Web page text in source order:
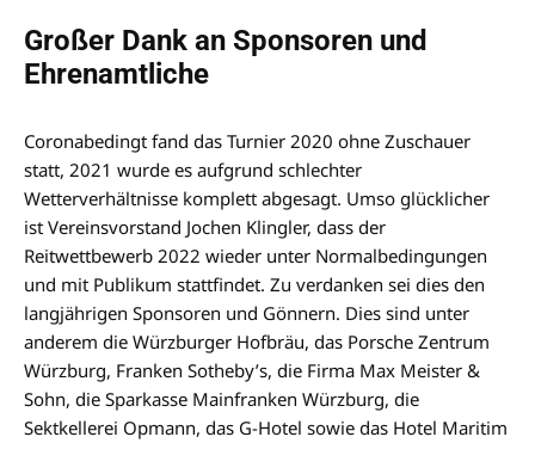
Großer Dank an Sponsoren und
Ehrenamtliche
Coronabedingt fand das Turnier 2020 ohne Zuschauer
statt, 2021 wurde es aufgrund schlechter
Wetterverhältnisse komplett abgesagt. Umso glücklicher
ist Vereinsvorstand Jochen Klingler, dass der
Reitwettbewerb 2022 wieder unter Normalbedingungen
und mit Publikum stattfindet. Zu verdanken sei dies den
langjährigen Sponsoren und Gönnern. Dies sind unter
anderem die Würzburger Hofbräu, das Porsche Zentrum
Würzburg, Franken Sotheby’s, die Firma Max Meister &
Sohn, die Sparkasse Mainfranken Würzburg, die
Sektkellerei Opmann, das G-Hotel sowie das Hotel Maritim